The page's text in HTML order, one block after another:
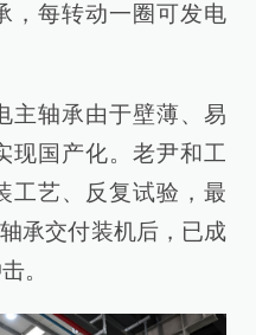
，每转动一圈可发电
主轴承由于壁薄、易
现国产化。老尹和工
工艺、反复试验，最
承交付装机后，已成
。